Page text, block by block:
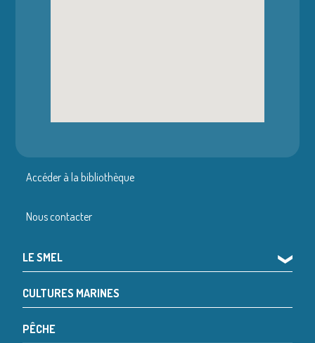
Accéder à la bibliothèque
Nous contacter
LE SMEL ❯
CULTURES MARINES
PÊCHE